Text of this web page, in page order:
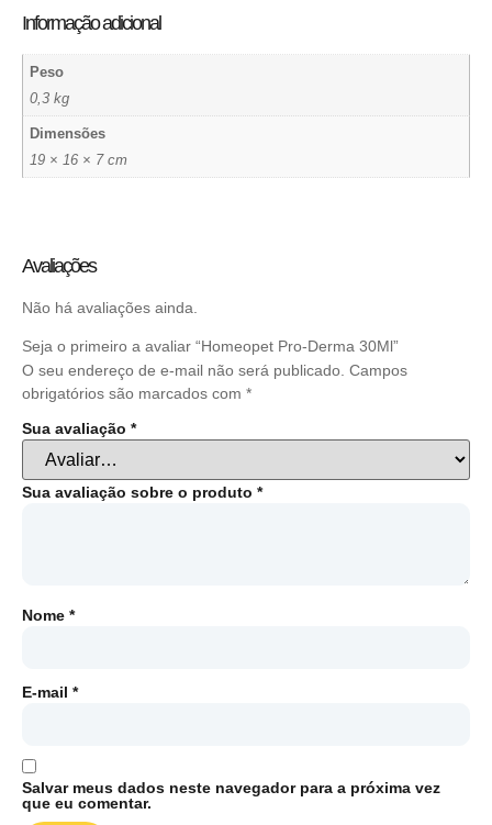
Informação adicional
Peso
0,3 kg
Dimensões
19 × 16 × 7 cm
Avaliações
Não há avaliações ainda.
Seja o primeiro a avaliar “Homeopet Pro-Derma 30Ml”
O seu endereço de e-mail não será publicado. Campos
obrigatórios são marcados com *
Sua avaliação *
Sua avaliação sobre o produto *
Nome *
E-mail *
Salvar meus dados neste navegador para a próxima vez
que eu comentar.